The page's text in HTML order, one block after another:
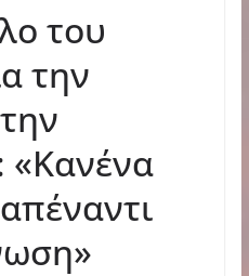
του
την
«Κανένα